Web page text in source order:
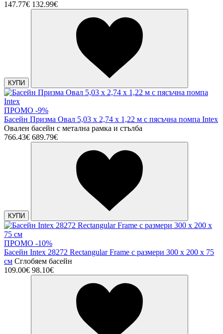
147.77€ 132.99€
КУПИ
ПРОМО -9%
Басейн Призма Овал 5,03 х 2,74 х 1,22 м с пясъчна помпа Intex
Овален басейн с метална рамка и стълба
766.43€ 689.79€
КУПИ
ПРОМО -10%
Басейн Intex 28272 Rectangular Frame с размери 300 х 200 х 75
см Сглобяем басейн
109.00€ 98.10€